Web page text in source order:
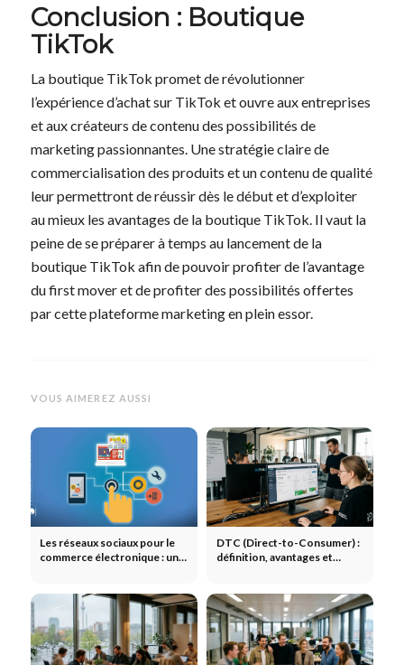
Conclusion : Boutique
TikTok
La boutique TikTok promet de révolutionner
l’expérience d’achat sur TikTok et ouvre aux entreprises
et aux créateurs de contenu des possibilités de
marketing passionnantes. Une stratégie claire de
commercialisation des produits et un contenu de qualité
leur permettront de réussir dès le début et d’exploiter
au mieux les avantages de la boutique TikTok. Il vaut la
peine de se préparer à temps au lancement de la
boutique TikTok afin de pouvoir profiter de l’avantage
du first mover et de profiter des possibilités offertes
par cette plateforme marketing en plein essor.
VOUS AIMEREZ AUSSI
Les réseaux sociaux pour le
commerce électronique : une
DTC (Direct-to-Consumer) :
définition, avantages et